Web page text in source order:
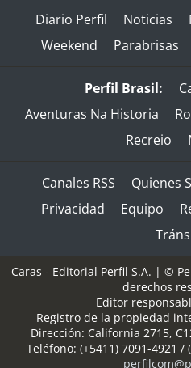
Diario Perfil Noticias
Weekend
Parabrisas
Perfil Brasil:
Aventuras Na Historia
Recreio
Canales RSS Quienes
Privacidad
Equipo
Caras - Editorial Perfil S.A. | ©
derechos
Editor
Registro de la propiedad
Dirección: California 2715,
Teléfono: (+5411) 7091-4921 /